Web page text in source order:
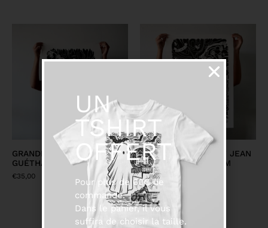
GRANDE AFFICHE
GUÉTHARY 70CM X 50CM
€35,00
GRANDE AFFICHE ST JEAN
DE LUZ 70CM X 50CM
€35,00
UN
TSHIRT
OFFERT
Pour plus de 60€ de
commande.
Dans le panier, il vous
suffira de choisir la taille.